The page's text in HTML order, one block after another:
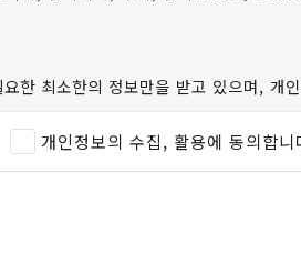
한 최소한의 정보만을 받고 있으며, 개
개인정보의 수집, 활용에 동의합니